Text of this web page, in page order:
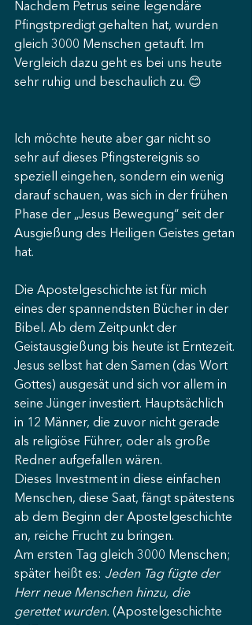
Nachdem Petrus seine legendäre
Pfingstpredigt gehalten hat, wurden
gleich 3000 Menschen getauft. Im
Vergleich dazu geht es bei uns heute
sehr ruhig und beschaulich zu. 😊
Ich möchte heute aber gar nicht so
sehr auf dieses Pfingstereignis so
speziell eingehen, sondern ein wenig
darauf schauen, was sich in der frühen
Phase der „Jesus Bewegung“ seit der
Ausgießung des Heiligen Geistes getan
hat.
Die Apostelgeschichte ist für mich
eines der spannendsten Bücher in der
Bibel. Ab dem Zeitpunkt der
Geistausgießung bis heute ist Erntezeit.
Jesus selbst hat den Samen (das Wort
Gottes) ausgesät und sich vor allem in
seine Jünger investiert. Hauptsächlich
in 12 Männer, die zuvor nicht gerade
als religiöse Führer, oder als große
Redner aufgefallen wären.
Dieses Investment in diese einfachen
Menschen, diese Saat, fängt spätestens
ab dem Beginn der Apostelgeschichte
an, reiche Frucht zu bringen.
Am ersten Tag gleich 3000 Menschen;
später heißt es: Jeden Tag fügte der
Herr neue Menschen hinzu, die
gerettet wurden. (Apostelgeschichte